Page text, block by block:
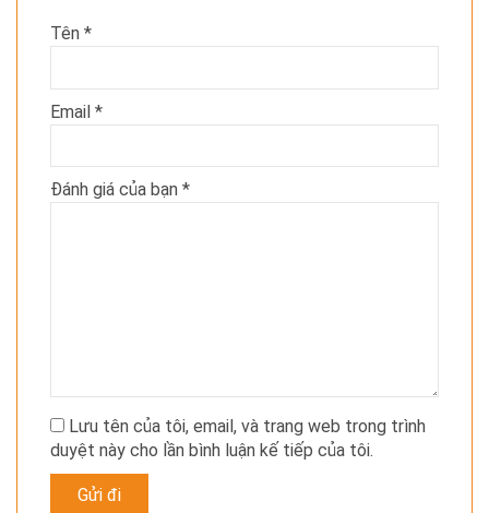
Tên *
Email *
Đánh giá của bạn *
Lưu tên của tôi, email, và trang web trong trình
duyệt này cho lần bình luận kế tiếp của tôi.